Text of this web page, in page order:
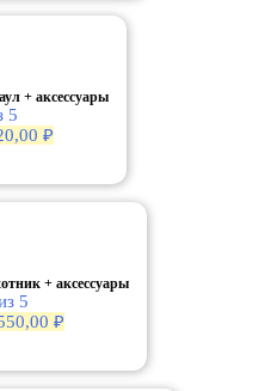
+ аксессуары
5
₽
25620,00 ₽.
+ аксессуары
5
₽Текущая
21550,00 ₽.